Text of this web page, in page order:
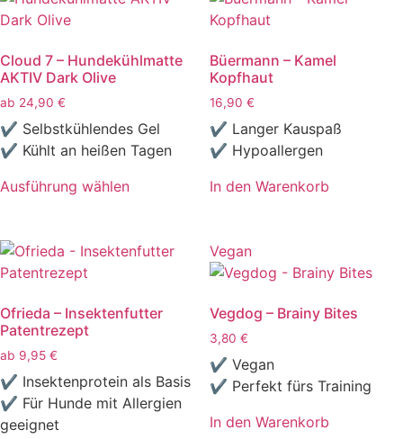
Optionen
auf
der
Produktseite
gewählt
werden
Optionen
auf
der
Produktseite
gewählt
werden
Cloud 7 – Hundekühlmatte
AKTIV Dark Olive
ab 24,90 €
✔ Selbstkühlendes Gel
✔ Kühlt an heißen Tagen
Ausführung wählen
weist
mehrere
auf.
Die
Optionen
können
auf
der
Büermann – Kamel
Kopfhaut
16,90 €
✔ Langer Kauspaß
✔ Hypoallergen
In den Warenkorb
Ofrieda – Insektenfutter
Patentrezept
ab 9,95 €
✔ Insektenprotein als Basis
✔ Für Hunde mit Allergien
geeignet
Vegan
Vegdog – Brainy Bites
3,80 €
✔ Vegan
✔ Perfekt fürs Training
In den Warenkorb